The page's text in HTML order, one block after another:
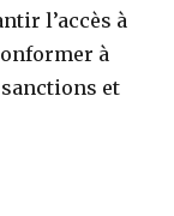
l’accès à
à
et